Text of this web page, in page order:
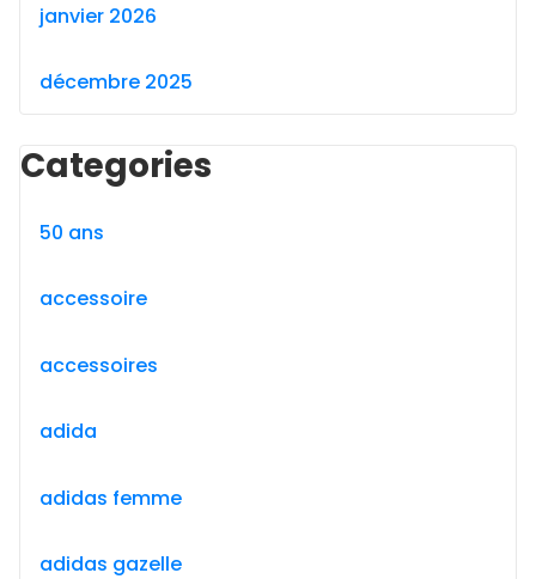
janvier 2026
décembre 2025
Categories
50 ans
accessoire
accessoires
adida
adidas femme
adidas gazelle